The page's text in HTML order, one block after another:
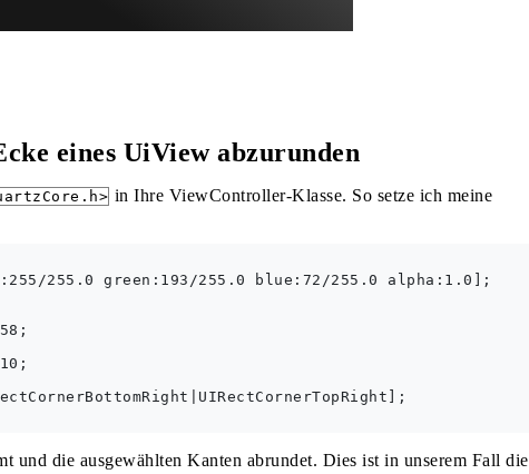
eines UiView abzurunden
in Ihre ViewController-Klasse. So setze ich meine
255.0 green:193/255.0 blue:72/255.0 alpha:1.0];
und die ausgewählten Kanten abrundet. Dies ist in unserem Fall die